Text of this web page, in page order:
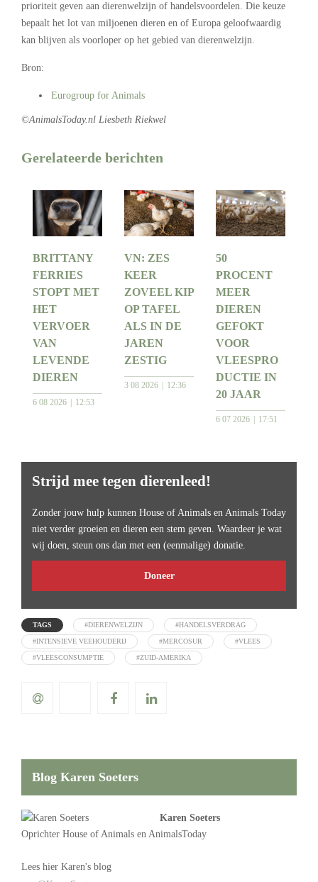
prioriteit geven aan dierenwelzijn of handelsvoordelen. Die keuze
bepaalt het lot van miljoenen dieren en of Europa geloofwaardig
kan blijven als voorloper op het gebied van dierenwelzijn.
Bron:
Eurogroup for Animals
©AnimalsToday.nl Liesbeth Riekwel
Gerelateerde berichten
BRITTANY
FERRIES
STOPT MET
HET
VERVOER
VAN
LEVENDE
DIEREN
6 08 2026 12:53
VN: ZES
KEER
ZOVEEL KIP
OP TAFEL
ALS IN DE
JAREN
ZESTIG
3 08 2026 12:36
50
PROCENT
MEER
DIEREN
GEFOKT
VOOR
VLEESPRO
DUCTIE IN
20 JAAR
6 07 2026 17:51
Strijd mee tegen dierenleed!
Zonder jouw hulp kunnen House of Animals en Animals Today
niet verder groeien en dieren een stem geven. Waardeer je wat
wij doen, steun ons dan met een (eenmalige) donatie.
Doneer
TAGS #DIERENWELZIJN #HANDELSVERDRAG
#INTENSIEVE VEEHOUDERIJ #MERCOSUR #VLEES
#VLEESCONSUMPTIE #ZUID-AMERIKA
Blog Karen Soeters
Karen Soeters
Oprichter House of Animals en AnimalsToday
Lees hier Karen's blog